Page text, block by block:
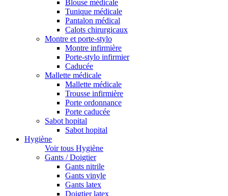
Blouse médicale
Tunique médicale
Pantalon médical
Calots chirurgicaux
Montre et porte-stylo
Montre infirmière
Porte-stylo infirmier
Caducée
Mallette médicale
Mallette médicale
Trousse infirmière
Porte ordonnance
Porte caducée
Sabot hopital
Sabot hopital
Hygiène
Voir tous Hygiène
Gants / Doigtier
Gants nitrile
Gants vinyle
Gants latex
Doigtier latex